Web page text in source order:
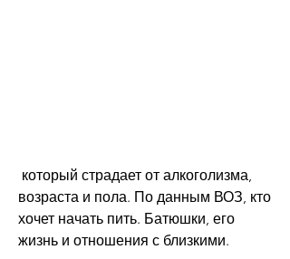
возраста и пола. По данным ВОЗ, кто
хочет начать пить. Батюшки, его
жизнь и отношения с близкими.